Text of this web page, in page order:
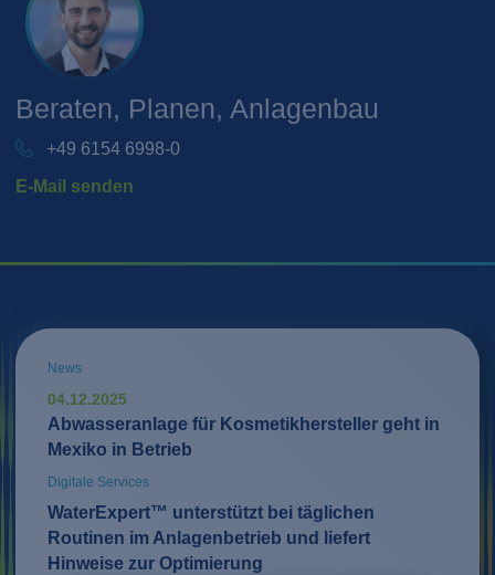
Beraten, Planen, Anlagenbau
+49 6154 6998-0
E-Mail senden
News
04.12.2025
Abwasseranlage für Kosmetikhersteller geht in
Mexiko in Betrieb
Digitale Services
WaterExpert™ unterstützt bei täglichen
Routinen im Anlagenbetrieb und liefert
Hinweise zur Optimierung